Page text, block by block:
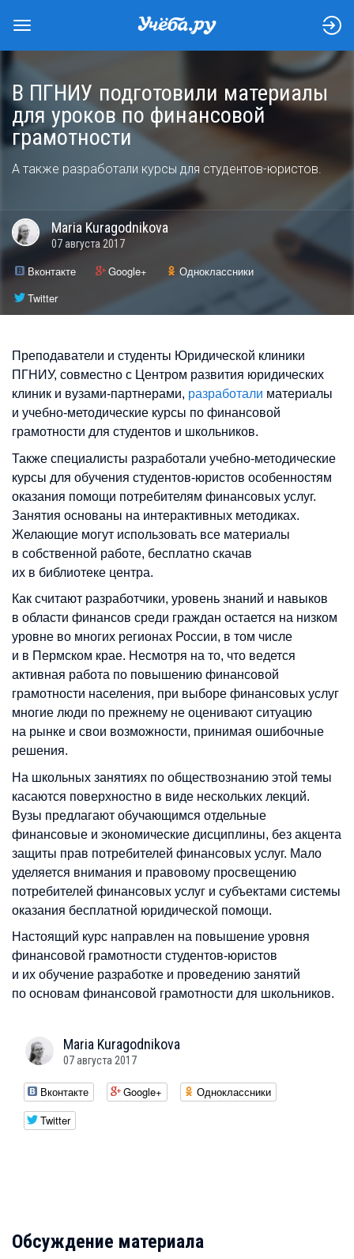
В ПГНИУ подготовили материалы
для уроков по финансовой
грамотности
А также разработали курсы для студентов-юристов.
Maria Kuragodnikova
07 августа 2017
Вконтакте Google+
Одноклассники
Twitter
Преподаватели и студенты Юридической клиники
ПГНИУ, совместно с Центром развития юридических
клиник и вузами-партнерами, разработали материалы
и учебно-методические курсы по финансовой
грамотности для студентов и школьников.
Также специалисты разработали учебно-методические
курсы для обучения студентов-юристов особенностям
оказания помощи потребителям финансовых услуг.
Занятия основаны на интерактивных методиках.
Желающие могут использовать все материалы
в собственной работе, бесплатно скачав
их в библиотеке центра.
Как считают разработчики, уровень знаний и навыков
в области финансов среди граждан остается на низком
уровне во многих регионах России, в том числе
и в Пермском крае. Несмотря на то, что ведется
активная работа по повышению финансовой
грамотности населения, при выборе финансовых услуг
многие люди по прежнему не оценивают ситуацию
на рынке и свои возможности, принимая ошибочные
решения.
На школьных занятиях по обществознанию этой темы
касаются поверхностно в виде нескольких лекций.
Вузы предлагают обучающимся отдельные
финансовые и экономические дисциплины, без акцента
защиты прав потребителей финансовых услуг. Мало
уделяется внимания и правовому просвещению
потребителей финансовых услуг и субъектами системы
оказания бесплатной юридической помощи.
Настоящий курс направлен на повышение уровня
финансовой грамотности студентов-юристов
и их обучение разработке и проведению занятий
по основам финансовой грамотности для школьников.
Maria Kuragodnikova
07 августа 2017
Вконтакте Google+
Одноклассники
Twitter
Обсуждение материала